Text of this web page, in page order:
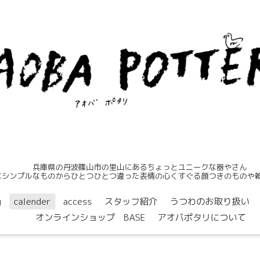
兵庫県の丹波篠山市の里山にあるちょっとユニークな器やさん
ンプルなものからひとつひとつ違った表情の心くすぐる顔つきのものや
calender access スタッフ紹介 うつわのお取り扱い
オンラインショップ BASE
アオバポタリについて